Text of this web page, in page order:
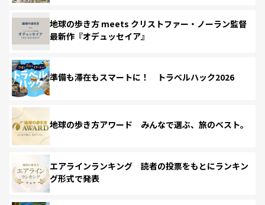
地球の歩き方 meets クリストファー・ノーラン監督
最新作『オデュッセイア』
準備も滞在もスマートに！ トラベルハック2026
地球の歩き方アワード みんなで選ぶ、旅のベスト。
エアラインランキング 読者の投票をもとにランキン
グ形式で発表